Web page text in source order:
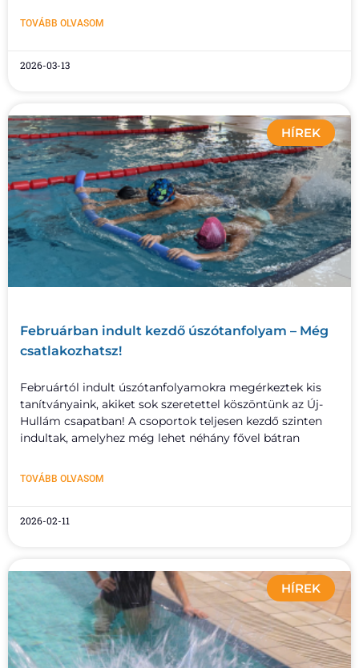
TOVÁBB OLVASOM
2026-03-13
HÍREK
Februárban indult kezdő úszótanfolyam – Még
csatlakozhatsz!
Februártól indult úszótanfolyamokra megérkeztek kis
tanítványaink, akiket sok szeretettel köszöntünk az Új-
Hullám csapatban! A csoportok teljesen kezdő szinten
indultak, amelyhez még lehet néhány fővel bátran
TOVÁBB OLVASOM
2026-02-11
HÍREK